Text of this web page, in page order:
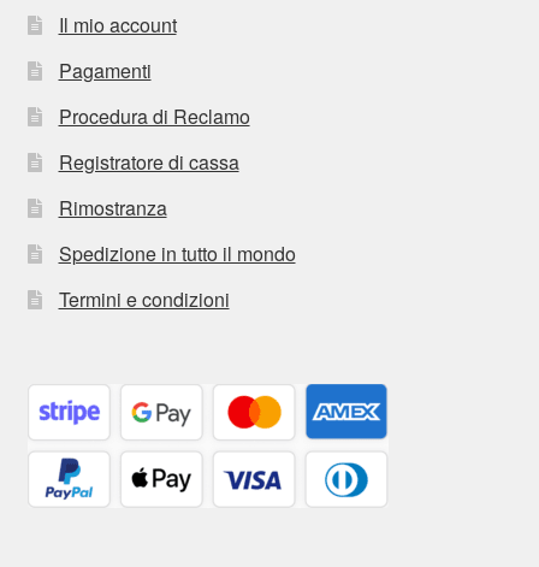
Il mio account
Pagamenti
Procedura di Reclamo
Registratore di cassa
Rimostranza
Spedizione in tutto il mondo
Termini e condizioni